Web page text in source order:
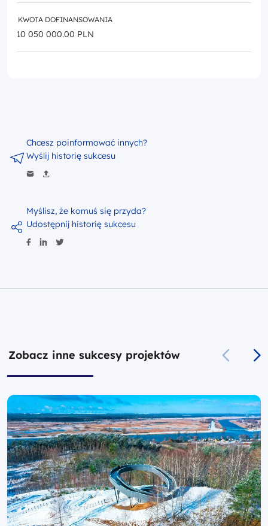
KWOTA DOFINANSOWANIA
10 050 000.00 PLN
Myślisz, że komuś się przyda?
Udostępnij historię sukcesu
Chcesz poinformować innych?
Wyślij historię sukcesu
Zobacz inne sukcesy projektów